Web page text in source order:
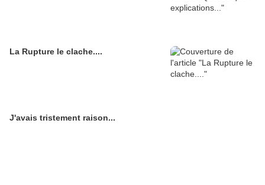
La Rupture le clache....
J'avais tristement raison...